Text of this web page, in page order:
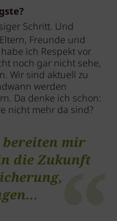
Schritt. Und
Freunde und
ich Respekt vor
noch gar nicht sehe,
Wir sind aktuell zu
werden
Da denke ich schon:
nicht mehr da sind?
bereiten mir
die Zukunft